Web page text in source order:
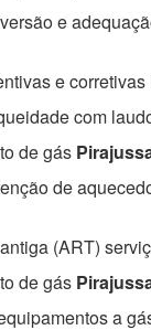
e
e corretivas
com
de gás
de
(ART)
de gás
a